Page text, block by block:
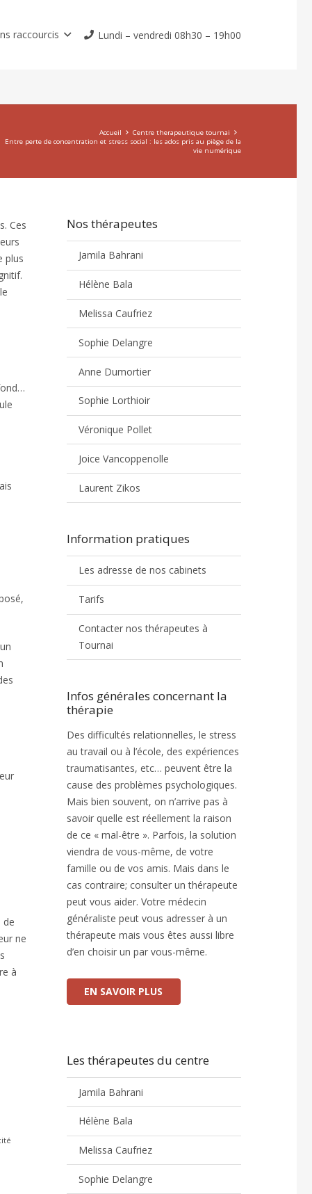
raccourcis Lundi – vendredi 08h30 – 19h00
Accueil
Centre therapeutique tournai
Entre perte de concentration et stress social : les ados pris au piège de la
vie numérique
Ces
plus
de
ne
à
Nos thérapeutes
Jamila Bahrani
Hélène Bala
Melissa Caufriez
Sophie Delangre
Anne Dumortier
Sophie Lorthioir
Véronique Pollet
Joice Vancoppenolle
Laurent Zikos
Information pratiques
Les adresse de nos cabinets
Tarifs
Contacter nos thérapeutes à
Tournai
Infos générales concernant la
thérapie
Des difficultés relationnelles, le stress
au travail ou à l’école, des expériences
traumatisantes, etc… peuvent être la
cause des problèmes psychologiques.
Mais bien souvent, on n’arrive pas à
savoir quelle est réellement la raison
de ce « mal-être ». Parfois, la solution
viendra de vous-même, de votre
famille ou de vos amis. Mais dans le
cas contraire; consulter un thérapeute
peut vous aider. Votre médecin
généraliste peut vous adresser à un
thérapeute mais vous êtes aussi libre
d’en choisir un par vous-même.
EN SAVOIR PLUS
Les thérapeutes du centre
Jamila Bahrani
Hélène Bala
Melissa Caufriez
Sophie Delangre